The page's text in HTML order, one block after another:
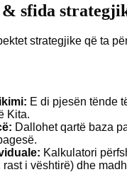
& sfida
strategjike që ta
E di pjesën tënde
Kita.
Dallohet qartë baza
Kalkulatori
i vështirë) dhe